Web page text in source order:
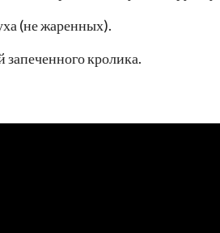
(не жаренных).
кролика.